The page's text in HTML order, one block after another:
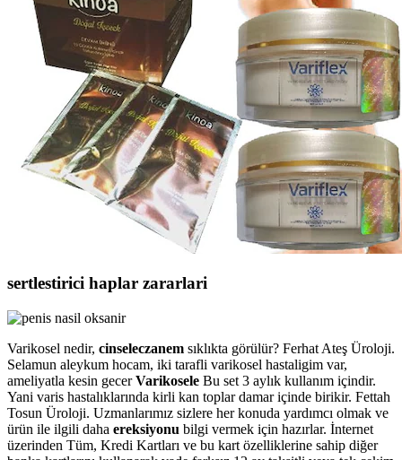
sertlestirici haplar zararlari
Varikosel nedir, cinseleczanem sıklıkta görülür? Ferhat Ateş Üroloji.
Selamun aleykum hocam, iki tarafli varikosel hastaligim var,
ameliyatla kesin gecerVarikosele Bu set 3 aylık kullanım içindir.
Yani varis hastalıklarında kirli kan toplar damar içinde birikir. Fettah
Tosun Üroloji. Uzmanlarımız sizlere her konuda yardımcı olmak ve
ürün ile ilgili daha ereksiyonu bilgi vermek için hazırlar. İnternet
üzerinden Tüm, Kredi Kartları ve bu kart özelliklerine sahip diğer